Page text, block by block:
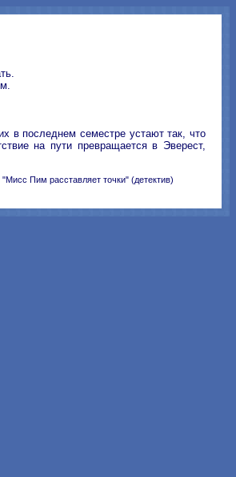
в последнем семестре устают так, что
на пути превращается в Эверест,
Пим расставляет точки" (детектив)